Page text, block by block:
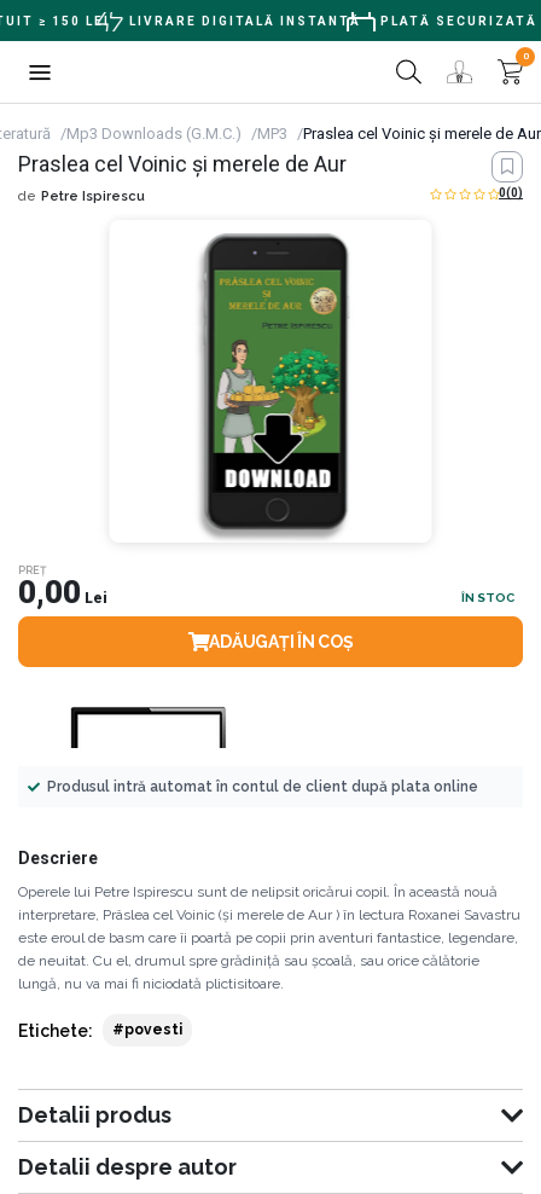
≥ 150 LEI LIVRARE DIGITALĂ INSTANTĂ PLATĂ SECURIZATĂ
0
Mp3 Downloads (G.M.C.) MP3 Praslea cel Voinic şi merele de Aur
Praslea cel Voinic şi merele de Aur
de Petre Ispirescu 0(0)
PREȚ
0,00 Lei ÎN STOC
ADĂUGAȚI ÎN COȘ
Produsul intră automat în contul de client după plata online
Descriere
Operele lui Petre Ispirescu sunt de nelipsit oricărui copil. În această nouă
interpretare, Prâslea cel Voinic (şi merele de Aur ) în lectura Roxanei Savastru
este eroul de basm care îi poartă pe copii prin aventuri fantastice, legendare,
de neuitat. Cu el, drumul spre grădiniță sau școală, sau orice călătorie
lungă, nu va mai fi niciodată plictisitoare.
Etichete: #povesti
Detalii produs
Detalii despre autor